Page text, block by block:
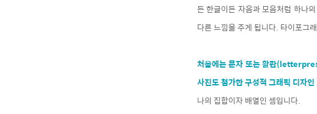
든 한글이든 자음과 모음처럼 하나
다른 느낌을 주게 됩니다. 타이포그
처음에는 문자 또는 활판
사진도 첨가한 구성적 그래픽 디자인
나의 집합이자 배열인 셈입니다.